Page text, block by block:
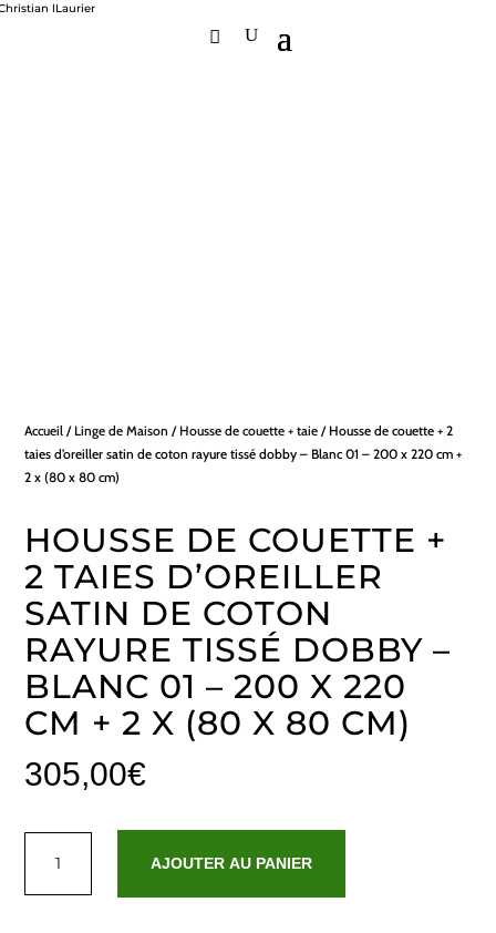
Accueil / Linge de Maison / Housse de couette + taie / Housse de couette + 2
taies d’oreiller satin de coton rayure tissé dobby – Blanc 01 – 200 x 220 cm +
2 x (80 x 80 cm)
HOUSSE DE COUETTE +
2 TAIES D’OREILLER
SATIN DE COTON
RAYURE TISSÉ DOBBY –
BLANC 01 – 200 X 220
CM + 2 X (80 X 80 CM)
305,00€
Housse
AJOUTER AU PANIER